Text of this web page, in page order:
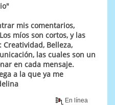
mis comentarios,
míos son cortos, y las
Belleza,
las cuales son un
en cada mensaje.
a la que ya me
En línea